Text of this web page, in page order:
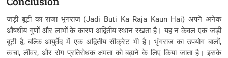
जड़ी बूटी का राजा भृंगराज (Jadi Buti Ka Raja Kaun Hai) अपने अनेक
औषधीय गुणों और लाभों के कारण अद्वितीय स्थान रखता है। यह न केवल एक जड़ी
बूटी है, बल्कि आयुर्वेद में एक अद्वितीय सीक्रेट भी है। भृंगराज का उपयोग बालों,
त्वचा, लीवर, और रोग प्रतिरोधक क्षमता को बढ़ाने के लिए किया जाता है। इसके